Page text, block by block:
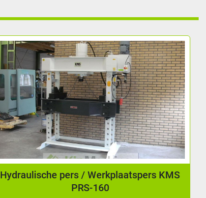
Hydraulische pers / Werkplaatspers KMS
PRS-160